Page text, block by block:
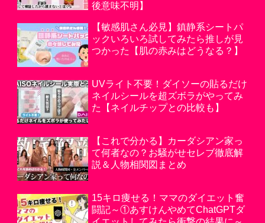
後意味不明】
【敏感肌さん必見】鎮静系シートパ
ックいろいろ試してみたら推しが見
つかった【肌の赤みはどうなる？】
UVライト不要！ダイソーの貼るだけ
ネイルシールを超ズボラがやってみ
た【ネイルチップとの比較も】
【これで分かる】カーダシアン家っ
て何者なの？お騒がせセレブ徹底解
説＆人物相関図まとめ
15キロ痩せる！ママのダイエット奮
闘記～①あすけんやめてChatGPTダ